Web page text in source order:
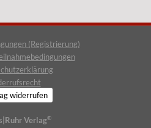
(Registrierung)
widerrufen
Verlag®